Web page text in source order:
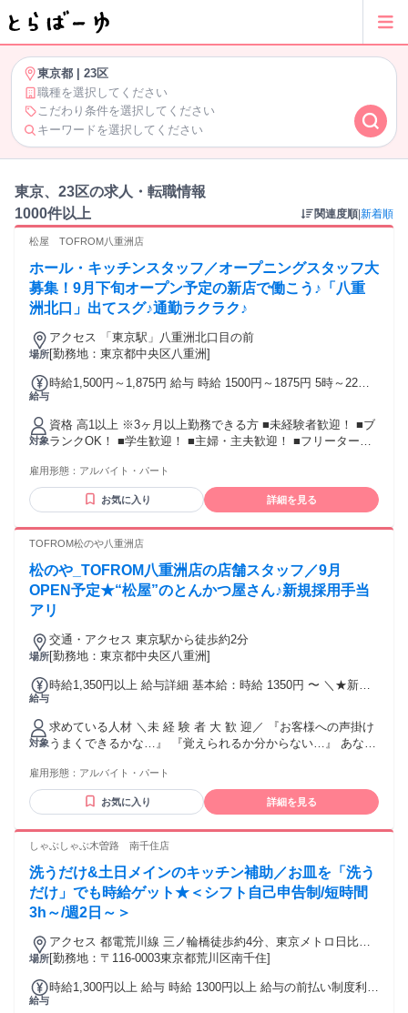
東京都
23区
職種を選択してください
こだわり条件を選択してください
キーワードを選択してください
東京、23区の求人・転職情報
1000件以上
関連度順 新着順
松屋 TOFROM八重洲店
ホール・キッチンスタッフ／オープニングスタッフ大
募集！9月下旬オープン予定の新店で働こう♪「八重
洲北口」出てスグ♪通勤ラクラク♪
場所
アクセス 「東京駅」八重洲北口目の前
[勤務地：東京都中央区八重洲]
給与
時給1,500円～1,875円 給与 時給 1500円～1875円 5時～22
～/研修時給1688円 同募/高校生（22時まで）：時給1500円～/
研修時給1350円 交通費：交通費支給
対象
資格 高1以上 ※3ヶ月以上勤務できる方 ■未経験者歓迎！ ■ブ
ランクOK！ ■学生歓迎！ ■主婦・主夫歓迎！ ■フリーター歓
ン歓迎 ＜他店含めこんな方活躍中＞ 高校生・大学生・専門学
生・ 主婦・主夫・フリーター活躍中！ ハローワークで探して
いた、 という方からの応募も多いです◎ 年齢も10代・20代・
定年退職された方まで幅広い方が在籍◎ 中には日本語が話せ
す！
雇用形態： アルバイト・パート
お気に入り 詳細を見る
TOFROM松のや八重洲店
松のや_TOFROM八重洲店の店舗スタッフ／9月
OPEN予定★“松屋”のとんかつ屋さん♪新規採用手当
アリ
場所
交通・アクセス 東京駅から徒歩約2分
[勤務地：東京都中央区八重洲]
給与
時給1,350円以上 給与詳細 基本給：時給 1350円 〜 ＼★新規
ら90日間時給＋100円！ ■通常時給 時給1,350円～ 高校生：時
給1,350円～ ■22時～翌5時 時給1,688円～ （深夜手当含む）
■5時～8時 時給1,350円～ ■研修期間あり（1～1.5か月） 状況
により延長の可能性あり 通常研修時給1,250円～ 高校生研修
交通費支給あり！ 規定や条件は店舗により異なります ■昇給
あり 《 前給制度あり 》 必要に応じ、働いた分の50%までを
『前給』として支給します。 お子様のお誕生日や、急なおで
かけなど 出費がかさむ時に利用しているスタッフも◎ 急な出
費も安心の制度です♪
対象
求めている人材 ＼未 経 験 者 大 歓 迎／ 『お客様への声掛け
うまくできるかな…』 『覚えられるか分からない…』 あなた
てくださいね！ 早朝・朝・昼・夕方・夜・深夜まで、 幅広い
時間帯で採用予定！ ★特に、早朝・夕方以降・土日に勤務で
きる方は大歓迎です！ ※22時以降は18歳以上（法令による）
雇用形態： アルバイト・パート
お気に入り 詳細を見る
しゃぶしゃぶ木曽路 南千住店
洗うだけ&土日メインのキッチン補助／お皿を「洗う
だけ」でも時給ゲット★＜シフト自己申告制/短時間
3h～/週2日～＞
場所
アクセス 都電荒川線 三ノ輪橋徒歩約4分、東京メトロ日比谷
線 三ノ輪3番口徒歩約5分、都電荒川線 荒川一中前徒歩約7分
[勤務地：〒116-0003東京都荒川区南千住]
給与
時給1,300円以上 給与 時給 1300円以上 給与の前払い制度利用